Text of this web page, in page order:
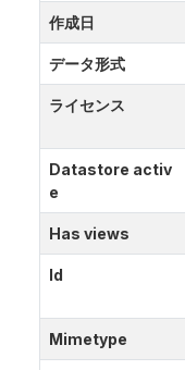
作成日
データ形式
ライセンス
Datastore activ
e
Has views
Id
Mimetype